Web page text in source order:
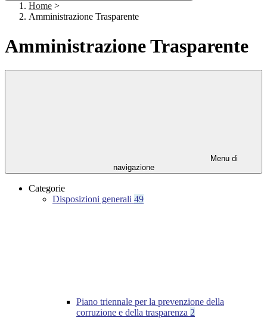
Home >
Amministrazione Trasparente
Amministrazione Trasparente
Menu di
navigazione
Categorie
Disposizioni generali 49
Piano triennale per la prevenzione della
corruzione e della trasparenza 2